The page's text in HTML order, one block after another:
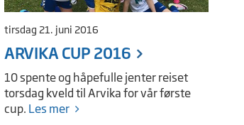
tirsdag 21. juni 2016
ARVIKA CUP 2016
10 spente og håpefulle jenter reiset
torsdag kveld til Arvika for vår første
cup. Les mer